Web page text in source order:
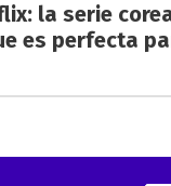
la serie
es perfecta